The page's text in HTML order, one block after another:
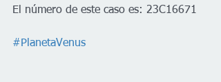
El número de este caso es: 23C16671
#PlanetaVenus